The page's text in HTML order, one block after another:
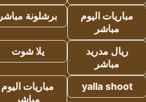
مباريات اليوم
مباشر
برشلونة مباشر
ريال مدريد
مباشر
يلا شوت
yalla shoot
مباريات اليوم
مباشر